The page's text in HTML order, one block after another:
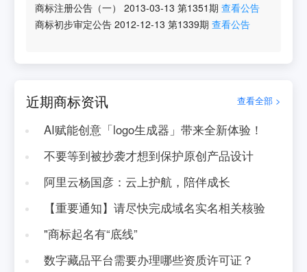
商标注册公告（一）
2013-03-13 第1351期 查看公告
商标初步审定公告 2012-12-13 第1339期 查看公告
近期商标资讯 查看全部 >
AI赋能创意「logo生成器」带来全新体验！
不要等到被抄袭才想到保护原创产品设计
阿里云杨国彦：云上护航，陪伴成长
【重要通知】请尽快完成域名实名相关核验
"商标起名有“底线”
数字藏品平台需要办理哪些资质许可证？